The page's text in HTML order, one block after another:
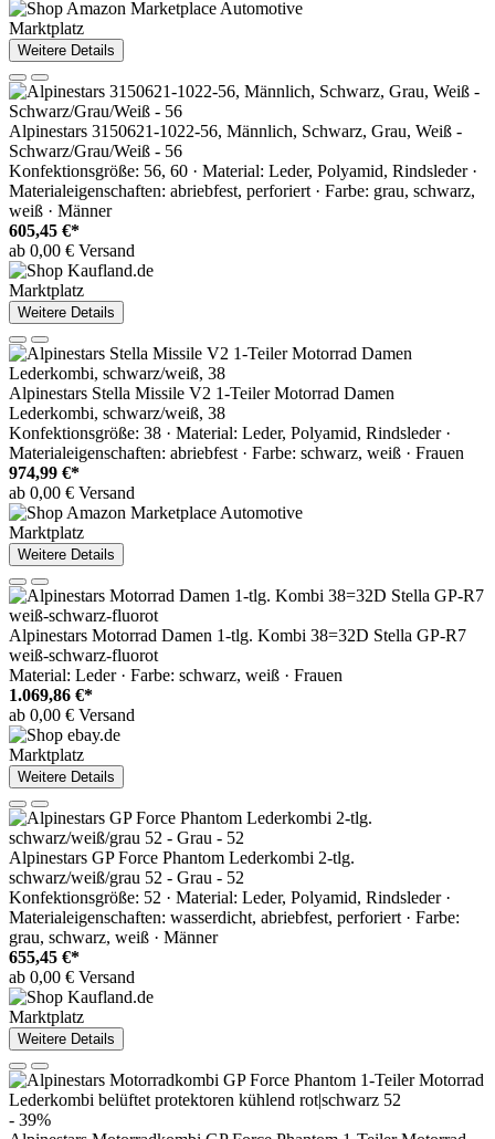
Marktplatz
Weitere Details
Alpinestars 3150621-1022-56, Männlich, Schwarz, Grau, Weiß -
Schwarz/Grau/Weiß - 56
Konfektionsgröße: 56, 60 · Material: Leder, Polyamid, Rindsleder ·
Materialeigenschaften: abriebfest, perforiert · Farbe: grau, schwarz,
weiß · Männer
605,45 €*
ab 0,00 € Versand
Marktplatz
Weitere Details
Alpinestars Stella Missile V2 1-Teiler Motorrad Damen
Lederkombi, schwarz/weiß, 38
Konfektionsgröße: 38 · Material: Leder, Polyamid, Rindsleder ·
Materialeigenschaften: abriebfest · Farbe: schwarz, weiß · Frauen
974,99 €*
ab 0,00 € Versand
Marktplatz
Weitere Details
Alpinestars Motorrad Damen 1-tlg. Kombi 38=32D Stella GP-R7
weiß-schwarz-fluorot
Material: Leder · Farbe: schwarz, weiß · Frauen
1.069,86 €*
ab 0,00 € Versand
Marktplatz
Weitere Details
Alpinestars GP Force Phantom Lederkombi 2-tlg.
schwarz/weiß/grau 52 - Grau - 52
Konfektionsgröße: 52 · Material: Leder, Polyamid, Rindsleder ·
Materialeigenschaften: wasserdicht, abriebfest, perforiert · Farbe:
grau, schwarz, weiß · Männer
655,45 €*
ab 0,00 € Versand
Marktplatz
Weitere Details
- 39%